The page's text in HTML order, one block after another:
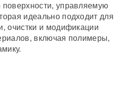
поверхности, управляемую
идеально подходит для
очистки и модификации
включая полимеры,